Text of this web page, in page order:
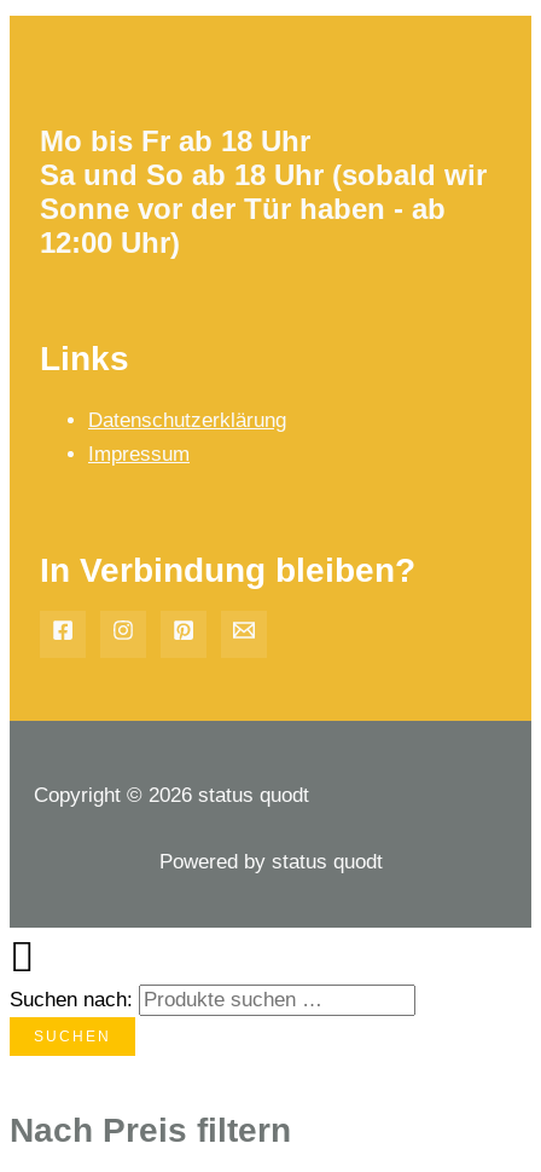
Mo bis Fr ab 18 Uhr
Sa und So ab 18 Uhr (sobald wir
Sonne vor der Tür haben - ab
12:00 Uhr)
Links
Datenschutzerklärung
Impressum
In Verbindung bleiben?
Copyright © 2026 status quodt
Powered by status quodt
Suchen nach:
SUCHEN
Nach Preis filtern